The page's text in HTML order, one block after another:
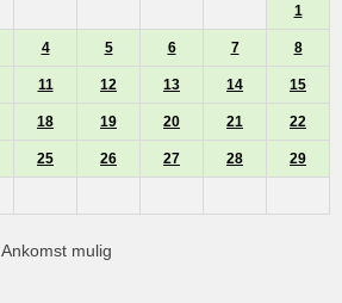
1
4 5 6 7 8
11 12 13 14 15
18 19 20 21 22
25 26 27 28 29
Ankomst mulig